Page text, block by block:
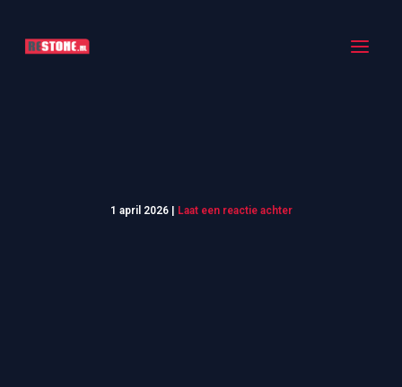
1 april 2026 | Laat een reactie achter